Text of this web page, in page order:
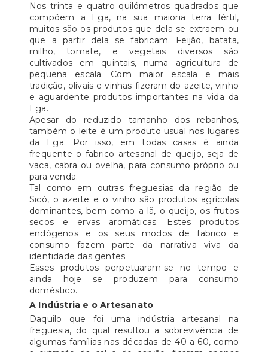
Nos trinta e quatro quilómetros quadrados que
compõem a Ega, na sua maioria terra fértil,
muitos são os produtos que dela se extraem ou
que a partir dela se fabricam. Feijão, batata,
milho, tomate, e vegetais diversos são
cultivados em quintais, numa agricultura de
pequena escala. Com maior escala e mais
tradição, olivais e vinhas fizeram do azeite, vinho
e aguardente produtos importantes na vida da
Ega.
Apesar do reduzido tamanho dos rebanhos,
também o leite é um produto usual nos lugares
da Ega. Por isso, em todas casas é ainda
frequente o fabrico artesanal de queijo, seja de
vaca, cabra ou ovelha, para consumo próprio ou
para venda.
Tal como em outras freguesias da região de
Sicó, o azeite e o vinho são produtos agrícolas
dominantes, bem como a lã, o queijo, os frutos
secos e ervas aromáticas. Estes produtos
endógenos e os seus modos de fabrico e
consumo fazem parte da narrativa viva da
identidade das gentes.
Esses produtos perpetuaram-se no tempo e
ainda hoje se produzem para consumo
doméstico.
A Indústria e o Artesanato
Daquilo que foi uma indústria artesanal na
freguesia, do qual resultou a sobrevivência de
algumas famílias nas décadas de 40 a 60, como